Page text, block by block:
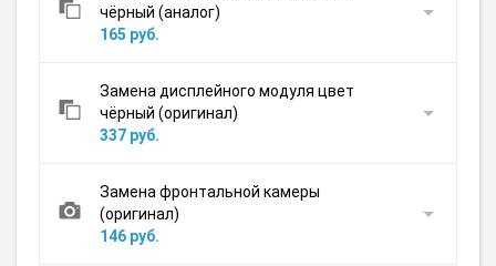
чёрный (аналог)
165 руб.
Замена дисплейного модуля цвет
чёрный (оригинал)
337 руб.
Замена фронтальной камеры
(оригинал)
146 руб.